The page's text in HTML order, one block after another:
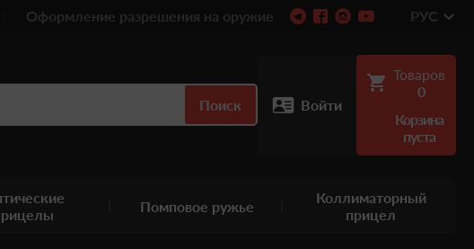
Оформление разрешения на оружие РУС
Поиск Войти
Товаров
0
Корзина
пуста
Помповое ружье
Коллиматорный
прицел